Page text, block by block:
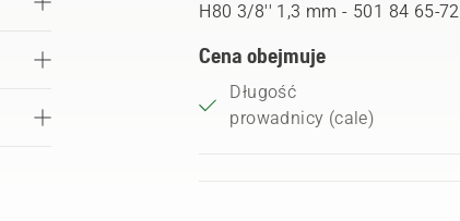
H80 3/8'' 1,3 mm - 501 84 65‑72
Cena obejmuje
Długość
prowadnicy (cale)